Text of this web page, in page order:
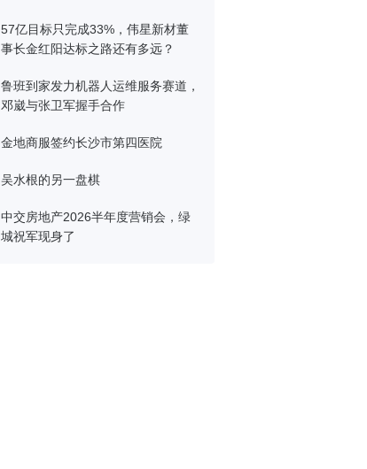
57亿目标只完成33%，伟星新材董
事长金红阳达标之路还有多远？
鲁班到家发力机器人运维服务赛道，
邓崴与张卫军握手合作
金地商服签约长沙市第四医院
吴水根的另一盘棋
中交房地产2026半年度营销会，绿
城祝军现身了